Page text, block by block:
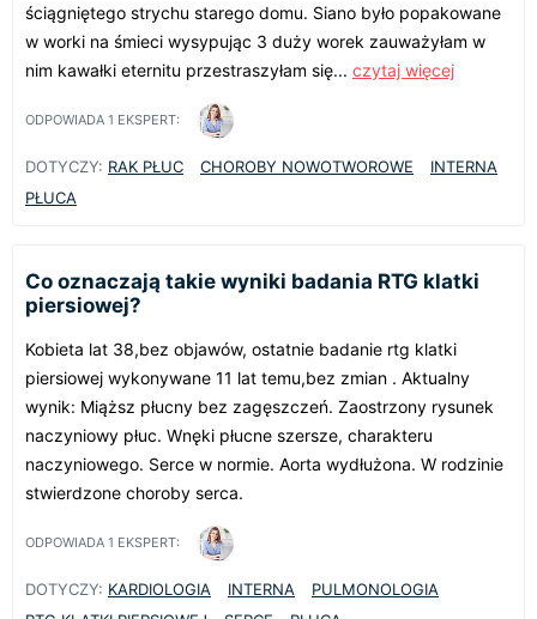
ściągniętego strychu starego domu. Siano było popakowane
w worki na śmieci wysypując 3 duży worek zauważyłam w
nim kawałki eternitu przestraszyłam się... czytaj więcej
ODPOWIADA 1 EKSPERT:
DOTYCZY: RAK PŁUC CHOROBY NOWOTWOROWE
INTERNA
PŁUCA
Co oznaczają takie wyniki badania RTG klatki
piersiowej?
Kobieta lat 38,bez objawów, ostatnie badanie rtg klatki
piersiowej wykonywane 11 lat temu,bez zmian . Aktualny
wynik: Miąższ płucny bez zagęszczeń. Zaostrzony rysunek
naczyniowy płuc. Wnęki płucne szersze, charakteru
naczyniowego. Serce w normie. Aorta wydłużona. W rodzinie
stwierdzone choroby serca.
ODPOWIADA 1 EKSPERT:
DOTYCZY: KARDIOLOGIA INTERNA
PULMONOLOGIA